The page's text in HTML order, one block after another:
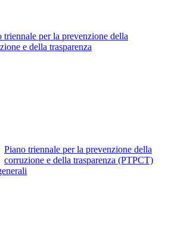
triennale per la prevenzione della
e della trasparenza
Piano triennale per la prevenzione della
corruzione e della trasparenza (PTPCT)